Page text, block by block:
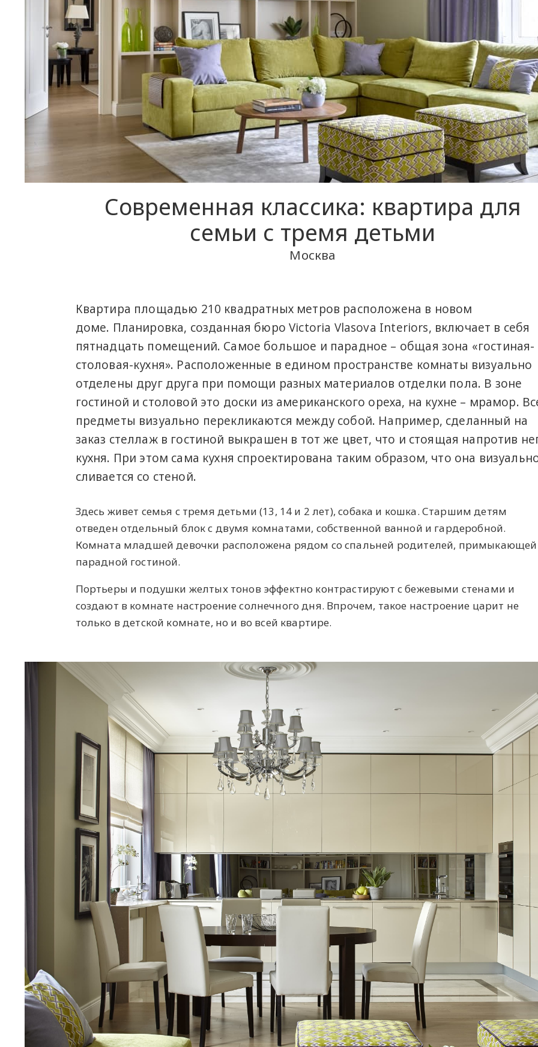
Современная классика: квартира для
семьи с тремя детьми
Москва
Квартира площадью 210 квадратных метров расположена в новом
доме. Планировка, созданная бюро Victoria Vlasova Interiors, включает в себя
пятнадцать помещений. Самое большое и парадное – общая зона «гостиная-
столовая-кухня». Расположенные в едином пространстве комнаты визуально
отделены друг друга при помощи разных материалов отделки пола. В зоне
гостиной и столовой это доски из американского ореха, на кухне – мрамор.
предметы визуально перекликаются между собой. Например, сделанный на
заказ стеллаж в гостиной выкрашен в тот же цвет, что и стоящая напротив
кухня. При этом сама кухня спроектирована таким образом, что она
сливается со стеной.
Здесь живет семья с тремя детьми (13, 14 и 2 лет), собака и кошка. Старшим детям
отведен отдельный блок с двумя комнатами, собственной ванной и гардеробной.
Комната младшей девочки расположена рядом со спальней родителей, примыкающей
парадной гостиной.
Портьеры и подушки желтых тонов эффектно контрастируют с бежевыми стенами и
создают в комнате настроение солнечного дня. Впрочем, такое настроение царит не
только в детской комнате, но и во всей квартире.